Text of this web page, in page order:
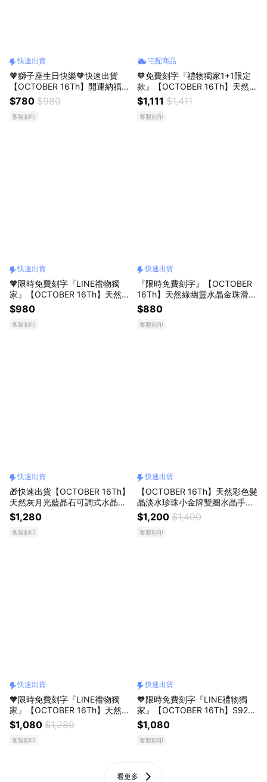
快速出貨
🧡獅子座生日快樂🧡快速出貨
【OCTOBER 16Th】開運納福天
然黑曜石貓咪編織繩手鍊＃CRY
1162 開運 生日禮物 閨蜜禮物 情
人節禮物 交換禮物 客製化禮物
$780 $980
客製刻印
宅配商品
🧡免費刻字『禮物獨家1+1限定
款』【OCTOBER 16Th】天然彩
色髮晶鋯石平安鎖吊飾雙層手鍊
＃CRY1187 開運 生日禮物 閨蜜
禮物 情人節禮物 交換禮物 客製
$1,111 $1,411
客製刻印
快速出貨
🧡限時免費刻字『LINE禮物獨
家』【OCTOBER 16Th】天然草
莓晶淡水珍珠水晶手鍊＃CRY10
34 開運 生日禮物 閨蜜禮物 情人
節禮物 交換禮物 客製化禮物
$980
客製刻印
快速出貨
『限時免費刻字』【OCTOBER
16Th】天然綠幽靈水晶金珠滑扣
水晶手鍊＃CRY1011 開運 生日
禮物 閨蜜禮物 情人節禮物 交換
禮物
$880
客製刻印
快速出貨
🎁快速出貨【OCTOBER 16Th】
天然灰月光藍晶石可調式水晶手
鍊＃CRY1071 開運 生日禮物 閨
蜜禮物 情人節禮物 交換禮物 客
製化禮物
$1,280
客製刻印
快速出貨
【OCTOBER 16Th】天然彩色髮
晶淡水珍珠小金牌雙圈水晶手鍊
＃CRY1119 開運 生日禮物 閨蜜
禮物 情人節禮物 女友禮物 交換
禮物 客製化禮物
$1,200 $1,400
客製刻印
快速出貨
🧡限時免費刻字『LINE禮物獨
家』【OCTOBER 16Th】天然草
莓晶淡水珍珠水晶手鍊＃CRY11
17 開運 生日禮物 閨蜜禮物 情人
節禮物 女友禮物 交換禮物 純銀
$1,080 $1,280
客製刻印
快速出貨
🧡限時免費刻字『LINE禮物獨
家』【OCTOBER 16Th】S925
純銀幾何圓圈草莓晶水晶手鍊＃
CRY1110 開運 生日禮物 閨蜜禮
物 情人節禮物 女友禮物 交換禮
$1,080
客製刻印
看更多